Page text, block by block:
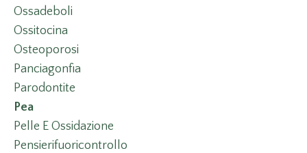
Ossadeboli
Ossitocina
Osteoporosi
Panciagonfia
Parodontite
Pea
Pelle E Ossidazione
Pensierifuoricontrollo